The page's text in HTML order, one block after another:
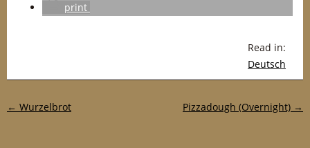
print
Read in:
Deutsch
Post navigation
← Wurzelbrot Pizzadough (Overnight) →